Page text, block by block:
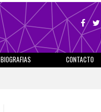
BIOGRAFIAS CONTACTO